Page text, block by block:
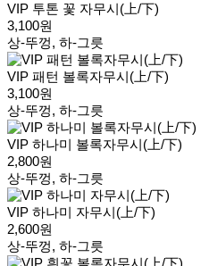
VIP 투톤 꽃 자무시(上/下)
3,100원
상-뚜껑, 하-그릇
VIP 패턴 볼록자무시(上/下)
3,100원
상-뚜껑, 하-그릇
VIP 하나미 볼록자무시(上/下)
2,800원
상-뚜껑, 하-그릇
VIP 하나미 자무시(上/下)
2,600원
상-뚜껑, 하-그릇